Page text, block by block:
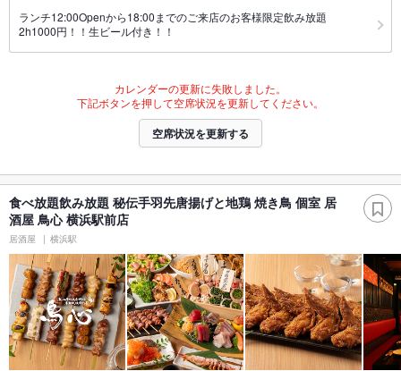
ランチ12:00Openから18:00までのご来店のお客様限定飲み放題
2h1000円！！生ビール付き！！
カレンダーの更新に失敗しました。
下記ボタンを押して空席状況を更新してください。
空席状況を更新する
食べ放題飲み放題 秘伝手羽先唐揚げと地鶏 焼き鳥 個室 居
酒屋 鳥心 横浜駅前店
居酒屋 横浜駅